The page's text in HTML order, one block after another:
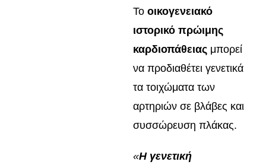
Το οικογενειακό
ιστορικό πρώιμης
καρδιοπάθειας μπορεί
να προδιαθέτει γενετικά
τα τοιχώματα των
αρτηριών σε βλάβες και
συσσώρευση πλάκας.
«Η γενετική